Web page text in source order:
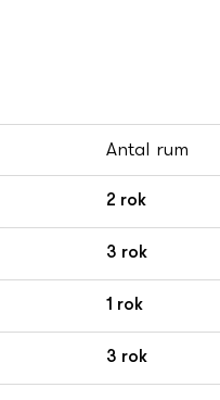
Antal rum
2 rok
3 rok
1 rok
3 rok